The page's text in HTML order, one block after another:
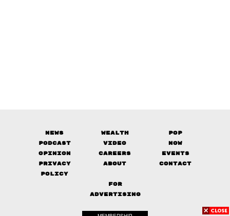
News Wealth
Pop
Podcast
Video
Now
Opinion
Careers
Events
Privacy
Policy
About Contact
FOR
ADVERTISING